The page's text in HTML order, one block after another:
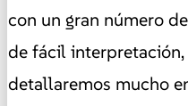
con un gran número
de fácil
detallaremos mucho